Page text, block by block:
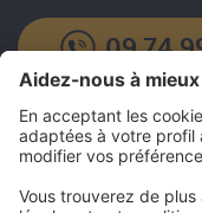
09 74
Top Articles
Choisir un